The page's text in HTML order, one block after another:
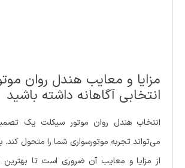
مزایا و معایب هندل روان
انتخابی آگاهانه داشته باشید
انتخاب هندل روان موتور سیکلت یک
می‌تواند تجربه موتورسواری شما را متحول کند.
از مزایا و معایب آن ضروری است تا بهترین